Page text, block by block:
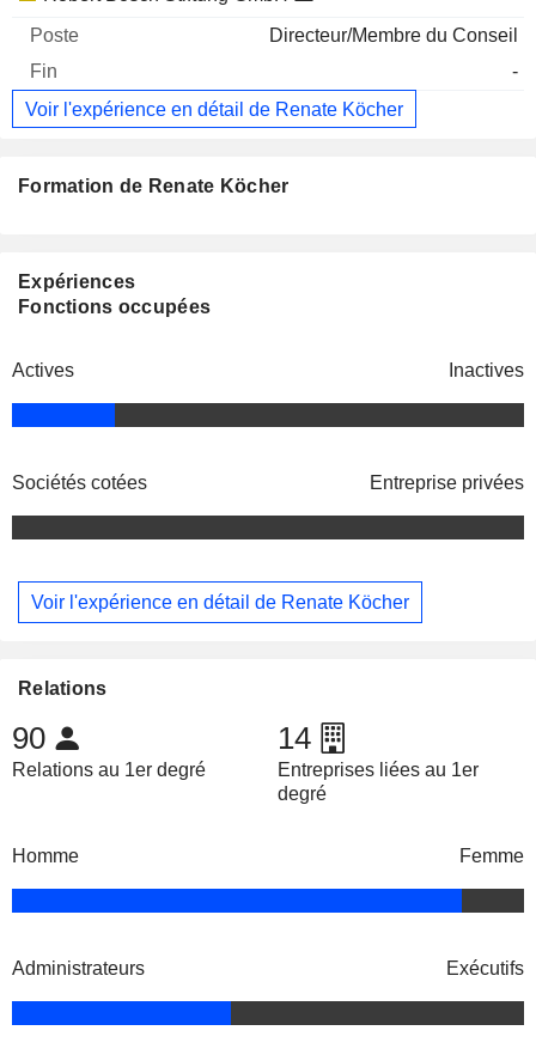
Directeur/Membre du Conseil
-
Voir l'expérience en détail de Renate Köcher
Formation de Renate Köcher
Expériences
Fonctions occupées
Actives Inactives
Sociétés cotées Entreprise privées
Voir l'expérience en détail de Renate Köcher
Relations
90
Relations au 1er degré
14
Entreprises liées au 1er
degré
Homme Femme
Administrateurs Exécutifs